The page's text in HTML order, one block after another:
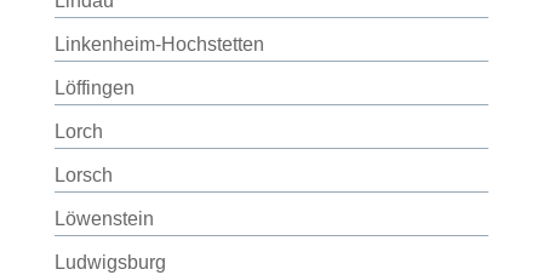
Linkenheim-Hochstetten
Löffingen
Lorch
Lorsch
Löwenstein
Ludwigsburg